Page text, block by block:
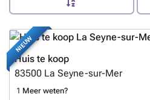
NIEUW
Huis te koop
83500 La Seyne-sur-Mer
1 Meer weten?